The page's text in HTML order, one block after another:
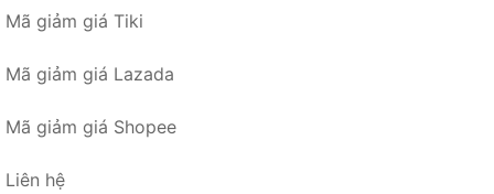
Mã giảm giá Tiki
Mã giảm giá Lazada
Mã giảm giá Shopee
Liên hệ